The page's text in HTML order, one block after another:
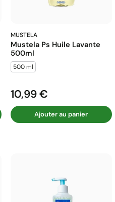
MUSTELA
Mustela Ps Huile Lavante
500ml
500 ml
Prix
10,99 €
Ajouter au panier